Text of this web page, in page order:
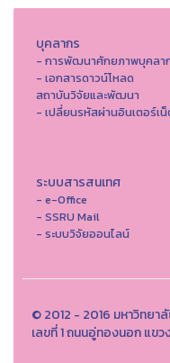
บุคลากร
- การพัฒนาศักยภาพบุคลา
- เอกสารดาวน์โหลด
สถาบันวิจัยและพัฒนา
- เปลี่ยนรหัสผ่านอินเตอร์เน็
ระบบสารสนเทศ
- e-Office
- SSRU Mail
- ระบบวิจัยออนไลน์
© 2012 - 2016 มหาวิทยา
เลขที่ 1 ถนนอู่ทองนอก แข